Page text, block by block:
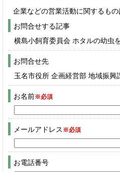
企業などの営業活動に関するもの
お問合せする記事
横島小飼育委員会 ホタルの幼虫
お問合せ先
玉名市役所 企画経営部 地域振興
お名前※必須
メールアドレス ※必須
お電話番号